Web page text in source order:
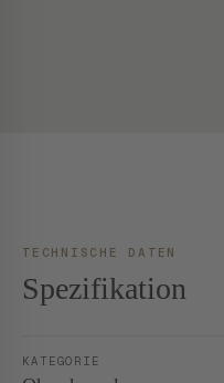
TECHNISCHE DATEN
Spezifikation
KATEGORIE